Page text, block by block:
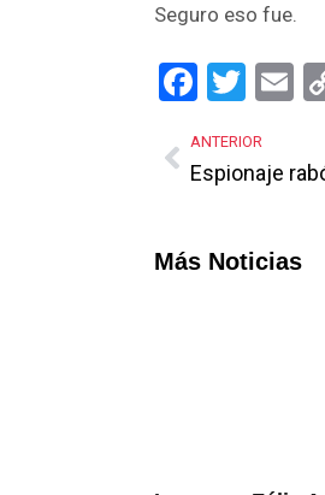
Seguro eso fue.
ANTERIOR
Espionaje
Más Noticias